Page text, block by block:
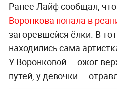
Ранее Лайф сообщал, что
Воронкова попала в
загоревшейся ёлки. В
находились сама
У Воронковой — ожог
путей, у девочки —